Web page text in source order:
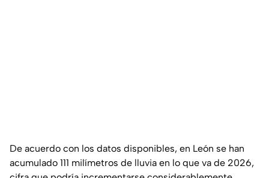
De acuerdo con los datos disponibles, en León se han
acumulado 111 milímetros de lluvia en lo que va de 2026,